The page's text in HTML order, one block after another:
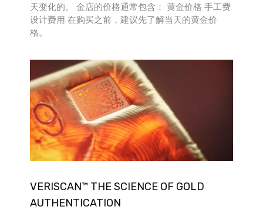
天变化的。 金店的价格通常包含： 黄金价格 手工费
设计费用 在购买之前，建议先了解当天的黄金价
格。
VERISCAN™ THE SCIENCE OF GOLD
AUTHENTICATION